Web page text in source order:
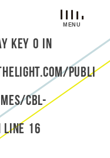
key 0 in
publi
cbl-
line16